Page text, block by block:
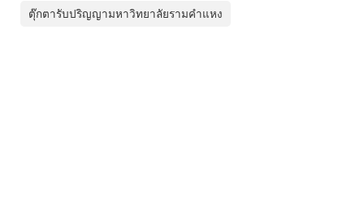
ตุ๊กตารับปริญญามหาวิทยาลัยรามคำแหง